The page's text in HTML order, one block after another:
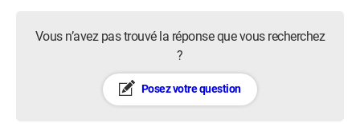
Vous n’avez pas trouvé la réponse que vous recherchez
?
Posez votre question